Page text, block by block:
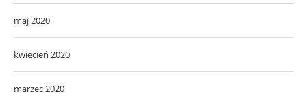
maj 2020
kwiecień 2020
marzec 2020